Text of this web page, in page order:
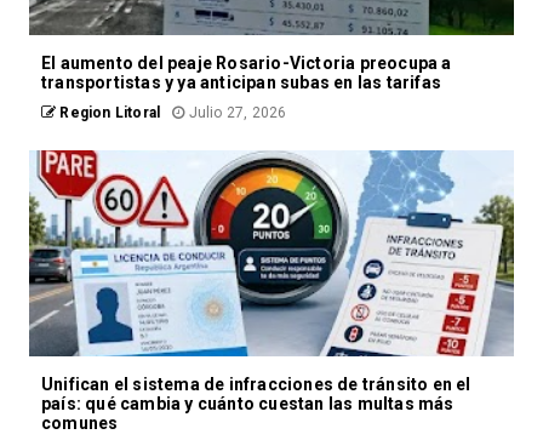
El aumento del peaje Rosario-Victoria preocupa a
transportistas y ya anticipan subas en las tarifas
Region Litoral Julio 27, 2026
Unifican el sistema de infracciones de tránsito en el
país: qué cambia y cuánto cuestan las multas más
comunes